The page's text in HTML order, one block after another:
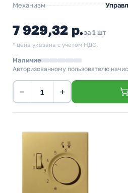
Механизм
7 929,32 р.за 1 шт
* цена указана с учетом НДС.
Наличие
Авторизованному пользователю
− +